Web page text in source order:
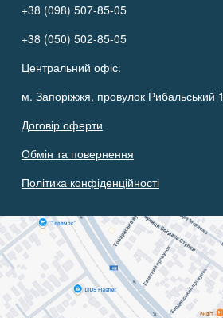
+38 (098) 507-85-05
+38 (050) 502-85-05
Центральний офіс:
м. Запоріжжя, провулок Рибальський 1
Договір оферти
Обмін та повернення
Політика конфіденційності